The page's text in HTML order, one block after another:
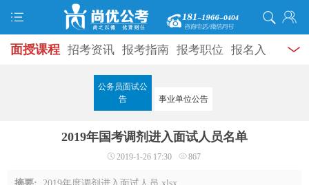
面授课程 招考资讯 报考指南 报考职位 报名入
成绩查询 面试公告
考试题库 模拟试题
视频课堂 学员风采 名师团队 考试专题
公务员面试公
告
事业单位公告
2019年国考调剂进入面试人员名单
2019-1-26 17:30 867